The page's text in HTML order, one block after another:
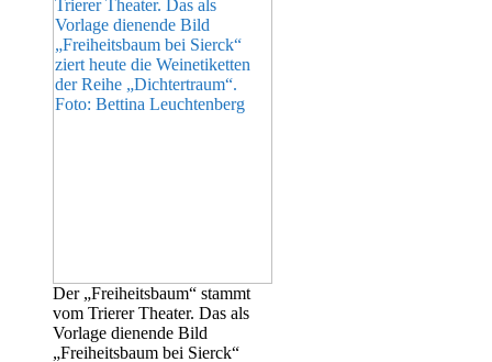
Der „Freiheitsbaum“ stammt
vom Trierer Theater. Das als
Vorlage dienende Bild
„Freiheitsbaum bei Sierck“